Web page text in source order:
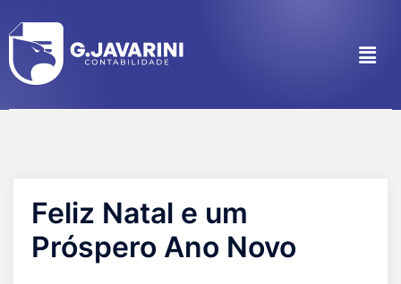
Feliz Natal e um
Próspero Ano Novo